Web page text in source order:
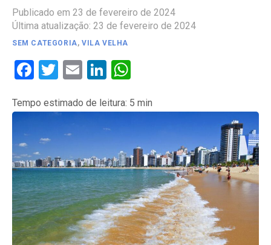
Publicado em 23 de fevereiro de 2024
Última atualização: 23 de fevereiro de 2024
SEM CATEGORIA,VILA VELHA
Facebook
Twitter
EmailLinkedIn
Tempo estimado de leitura: 5 min